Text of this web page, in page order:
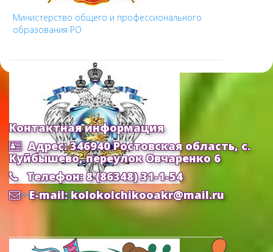
Министерство общего и профессионального
образования РО
Министерство Образования и Науки РФ
Контактная информация
Адрес: 346940 Ростовская область, с.
Куйбышево, переулок Овчаренко 6
Телефон: 8 (86348) 31-1-54
E-mail: kolokolchikooakr@mail.ru